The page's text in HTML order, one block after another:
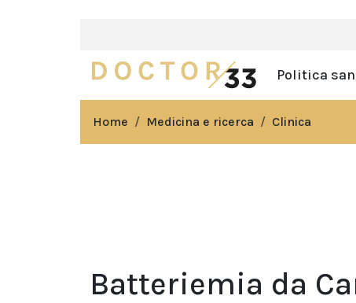
Politica
Home Medicina e ricerca Clinica
Batteriemia da